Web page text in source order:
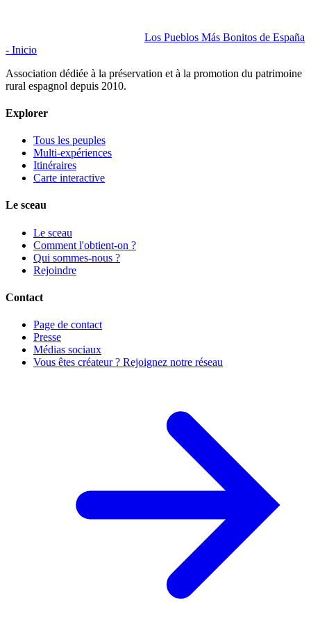
Los Pueblos Más Bonitos de España
- Inicio
Association dédiée à la préservation et à la promotion du patrimoine
rural espagnol depuis 2010.
Explorer
Tous les peuples
Multi-expériences
Itinéraires
Carte interactive
Le sceau
Le sceau
Comment l'obtient-on ?
Qui sommes-nous ?
Rejoindre
Contact
Page de contact
Presse
Médias sociaux
Vous êtes créateur ? Rejoignez notre réseau